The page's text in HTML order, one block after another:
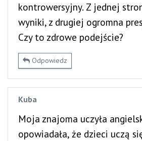
kontrowersyjny. Z jednej
wyniki, z drugiej ogromna
Czy to zdrowe podejście?
Odpowiedz
Kuba
Moja znajoma uczyła
opowiadała, że dzieci uczą